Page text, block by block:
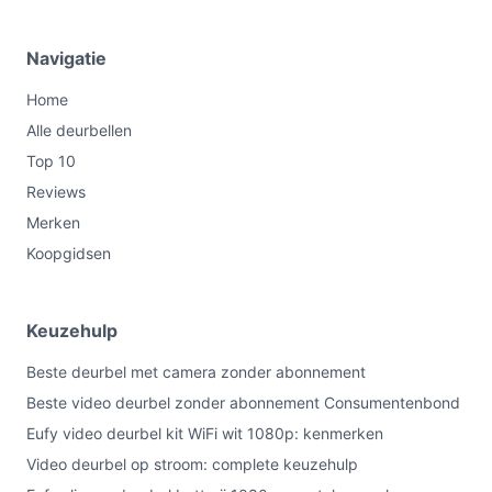
app is aanwezig.
Met display:
op het toestel.
Waterbestendig:
Bluetooth:
aanwezig.
Veelgestelde vragen
Is dit geschikt voor thuisgebruik / intensief gebruik /
Dit model is geschikt voor dagelijks thuisgebruik als je
meldingen en tweewegspraak naar je smartphone
Navigatie
Home
Alle deurbellen
Top 10
Reviews
Merken
Koopgidsen
Keuzehulp
Beste deurbel met camera zonder abonnement
Beste video deurbel zonder abonnement Consumentenbond
Eufy video deurbel kit WiFi wit 1080p: kenmerken
Video deurbel op stroom: complete keuzehulp